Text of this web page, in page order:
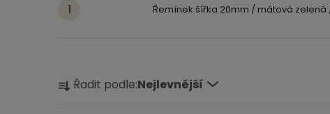
Řemínek šířka 20mm / mátová zelená
Ř
a
Řadit podle:Nejlevnější